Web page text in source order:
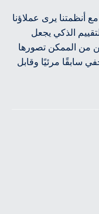
أنظمتنا يرى عملاؤنا
الذكي يجعل
من الممكن تصورها
سابقًا مرئيًا وقابل